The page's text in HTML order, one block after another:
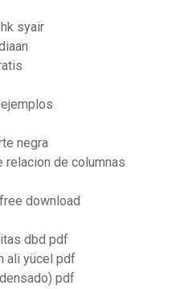
syair
negra
relacion de columnas
download
dbd pdf
ali yücel pdf
pdf